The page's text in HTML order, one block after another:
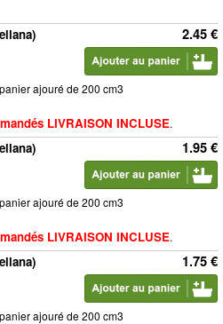
2.45 €
ajouré de 200 cm3
LIVRAISON INCLUSE.
1.95 €
ajouré de 200 cm3
LIVRAISON INCLUSE.
1.75 €
ajouré de 200 cm3